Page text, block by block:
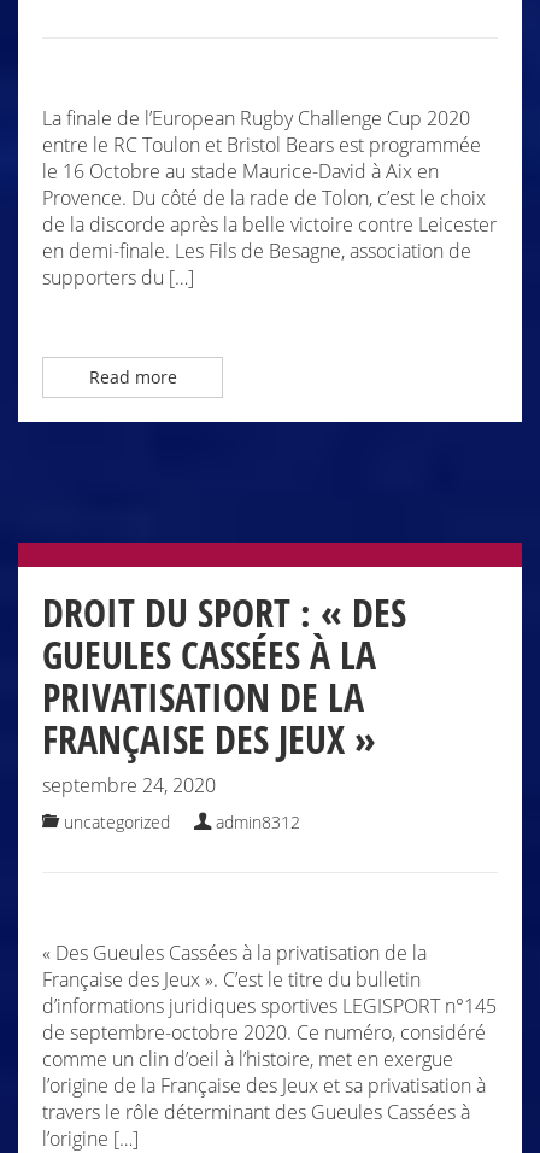
La finale de l’European Rugby Challenge Cup 2020
entre le RC Toulon et Bristol Bears est programmée
le 16 Octobre au stade Maurice-David à Aix en
Provence. Du côté de la rade de Tolon, c’est le choix
de la discorde après la belle victoire contre Leicester
en demi-finale. Les Fils de Besagne, association de
supporters du […]
Read more
DROIT DU SPORT : « DES
GUEULES CASSÉES À LA
PRIVATISATION DE LA
FRANÇAISE DES JEUX »
septembre 24, 2020
uncategorized admin8312
« Des Gueules Cassées à la privatisation de la
Française des Jeux ». C’est le titre du bulletin
d’informations juridiques sportives LEGISPORT n°145
de septembre-octobre 2020. Ce numéro, considéré
comme un clin d’oeil à l’histoire, met en exergue
l’origine de la Française des Jeux et sa privatisation à
travers le rôle déterminant des Gueules Cassées à
l’origine […]